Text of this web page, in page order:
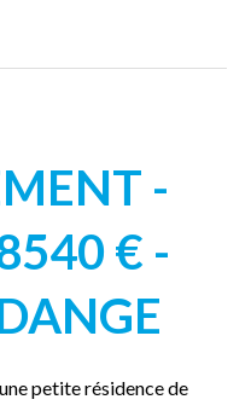
-
€ -
petite résidence de